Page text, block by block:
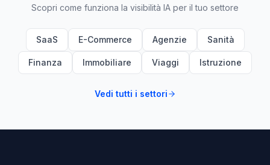
Scopri come funziona la visibilità IA per il tuo settore
SaaS E-Commerce Agenzie Sanità
Finanza Immobiliare Viaggi Istruzione
Vedi tutti i settori